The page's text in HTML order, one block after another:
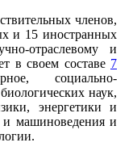
членов,
и 15 иностранных
отраслевому и
в своем составе 7
социально-
наук,
энергетики и
и машиноведения и